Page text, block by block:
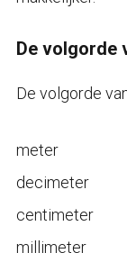
De volgorde
De volgorde
meter
decimeter
centimeter
millimeter